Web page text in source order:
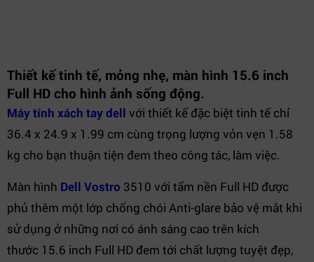
Thiết kế tinh tế, mỏng nhẹ, màn hình 15.6 inch
Full HD cho hình ảnh sống động.
Máy tính xách tay dell với thiết kế đặc biệt tinh tế chỉ
36.4 x 24.9 x 1.99 cm cùng trọng lượng vỏn vẹn 1.58
kg cho bạn thuận tiện đem theo công tác, làm việc.
Màn hình Dell Vostro 3510 với tấm nền Full HD được
phủ thêm một lớp chống chói Anti-glare bảo vệ mắt khi
sử dụng ở những nơi có ánh sáng cao trên kích
thước 15.6 inch Full HD đem tới chất lượng tuyệt đẹp,